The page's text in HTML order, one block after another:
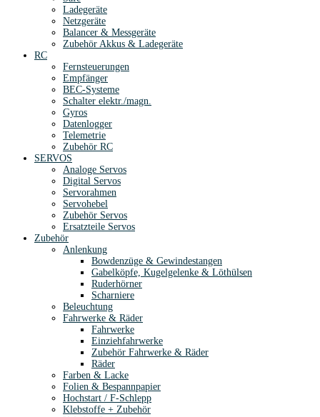
Ladegeräte
Netzgeräte
Balancer & Messgeräte
Zubehör Akkus & Ladegeräte
RC
Fernsteuerungen
Empfänger
BEC-Systeme
Schalter elektr./magn.
Gyros
Datenlogger
Telemetrie
Zubehör RC
SERVOS
Analoge Servos
Digital Servos
Servorahmen
Servohebel
Zubehör Servos
Ersatzteile Servos
Zubehör
Anlenkung
Bowdenzüge & Gewindestangen
Gabelköpfe, Kugelgelenke & Löthülsen
Ruderhörner
Scharniere
Beleuchtung
Fahrwerke & Räder
Fahrwerke
Einziehfahrwerke
Zubehör Fahrwerke & Räder
Räder
Farben & Lacke
Folien & Bespannpapier
Hochstart / F-Schlepp
Klebstoffe + Zubehör